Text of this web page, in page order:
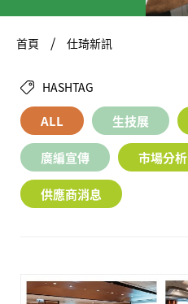
首頁 仕琦新訊
HASHTAG
ALL 生技展
廣編宣傳 市場分析
供應商消息